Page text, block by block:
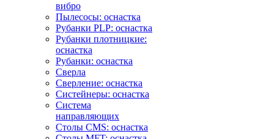
вибро
Пылесосы: оснастка
Рубанки PLP: оснастка
Рубанки плотницкие:
оснастка
Рубанки: оснастка
Сверла
Сверление: оснастка
Систейнеры: оснастка
Система
направляющих
Столы CMS: оснастка